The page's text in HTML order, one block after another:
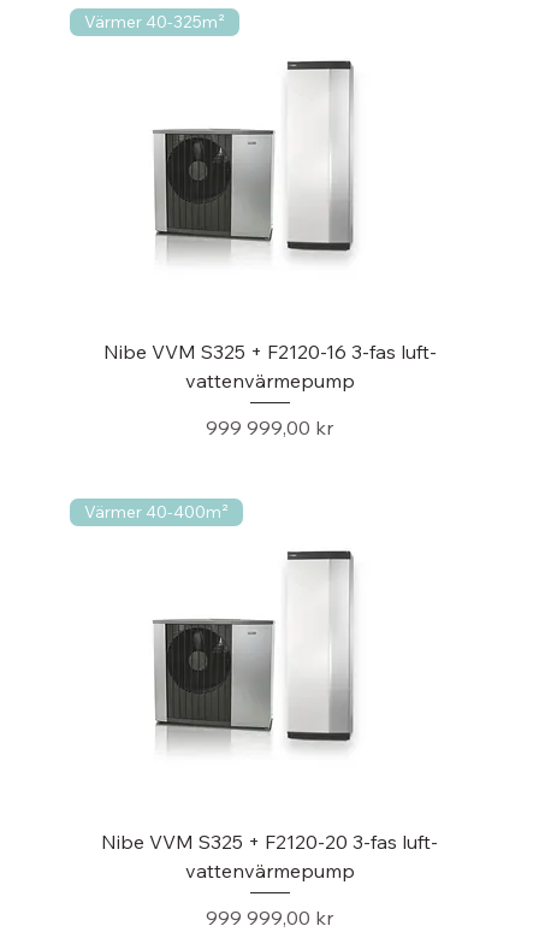
Värmer 40-325m²
Nibe VVM S325 + F2120-16 3-fas luft-
vattenvärmepump
Pris
999 999,00 kr
Värmer 40-400m²
Nibe VVM S325 + F2120-20 3-fas luft-
vattenvärmepump
Pris
999 999,00 kr